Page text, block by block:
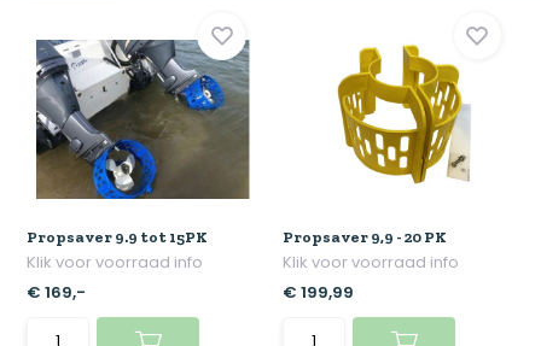
Propsaver 9.9 tot 15PK
Klik voor voorraad info
€ 169,-
Propsaver 9,9 - 20 PK
Klik voor voorraad info
€ 199,99